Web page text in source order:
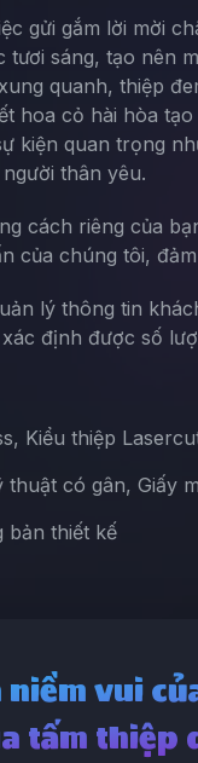
gửi gắm lời mời
sáng, tạo nên
quanh, thiệp
hoa cỏ hài hòa
kiện quan trọng
thân yêu.
cách riêng của
của chúng tôi,
lý thông tin
định được số
Kiểu thiệp
có gân, Giấy
bản thiết kế
niềm vui
tấm thiệp